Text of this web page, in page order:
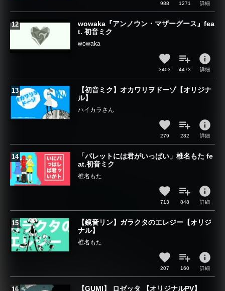
988 1271 詳細
wowaka『アンノウン・マザーグース』fea
t. 初音ミク
wowaka
3403 4473
info
詳細
【初音ミク】オカワリヲドーゾ【オリジナ
ル】
ハイカラさん
279 282
info
詳細
「パレットには君がいっぱい」椎名もた fe
at.初音ミク
椎名もた
713 848
info
詳細
【鏡音リン】ガラクタのエレジー【オリジ
ナル】
椎名もた
207 160
info
詳細
【GUMI】 ロゼッタ 【オリジナルPV】